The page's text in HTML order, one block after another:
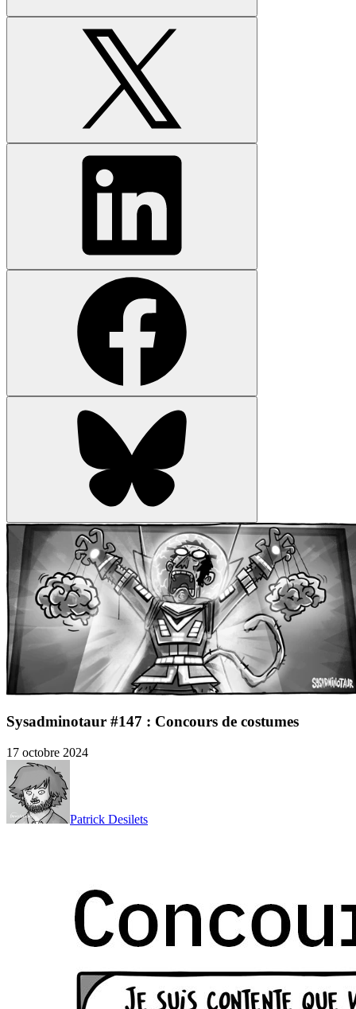
Sysadminotaur #147 : Concours de costumes
17 octobre 2024
Patrick Desilets